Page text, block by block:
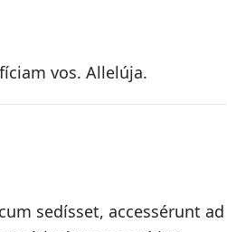
vos. Allelúja.
sedísset, accessérunt ad